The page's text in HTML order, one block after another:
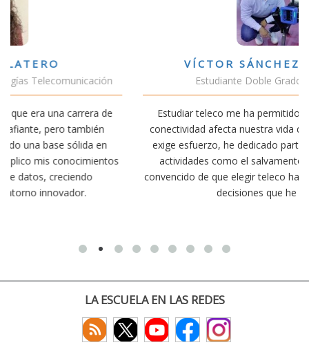
VÍCTOR SÁNCHEZ VALENCIA
Estudiante Doble Grado Teleco-ADE
Estudiar teleco me ha permitido comprender cómo la
conectividad afecta nuestra vida diaria. Aunque la carrera
exige esfuerzo, he dedicado parte de mi tiempo a otras
actividades como el salvamento y socorrismo. Estoy
convencido de que elegir teleco ha sido una de las mejores
decisiones que he tomado.
LA ESCUELA EN LAS REDES